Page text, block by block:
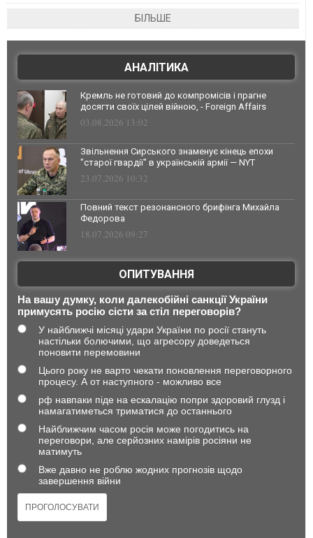
БІЛЬШЕ
АНАЛІТИКА
Кремль не готовий до компромісів і прагне
досягти своїх цілей війною, - Foreign Affairs
03.08.2026 13:02
Звільнення Сирського знаменує кінець епохи
"старої гвардії" в українській армії — NYT
23.07.2026 10:32
Повний текст резонансного брифінга Михайла
Федорова
18.07.2026 09:27
ОПИТУВАННЯ
На вашу думку, коли далекобійні санкції України
примусять росію сісти за стіл переговорів?
У найближчі місяці удари України по росії стануть
настільки болючими, що агресору доведеться
поновити перемовини
Цього року не варто чекати поновлення переговорного
процесу. А от наступного - можливо все
рф навпаки піде на ескалацію попри здоровий глузд і
намагатиметься триматися до останнього
Найближчим часом росія може погодитись на
переговори, але серйозних намірів росіяни не
матимуть
Вже давно не роблю жодних прогнозів щодо
завершення війни